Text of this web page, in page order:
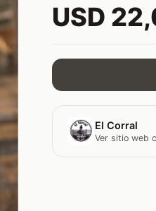
USD
El Corral
Ver sitio web